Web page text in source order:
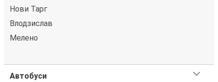
Нови Тарг
Влодзислав
Мелено
Автобуси